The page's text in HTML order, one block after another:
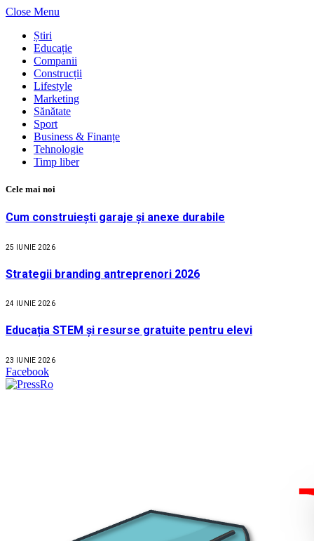
Close Menu
Știri
Educație
Companii
Construcții
Lifestyle
Marketing
Sănătate
Sport
Business & Finanțe
Tehnologie
Timp liber
Cele mai noi
Cum construiești garaje și anexe durabile
25 IUNIE 2026
Strategii branding antreprenori 2026
24 IUNIE 2026
Educația STEM și resurse gratuite pentru elevi
23 IUNIE 2026
Facebook